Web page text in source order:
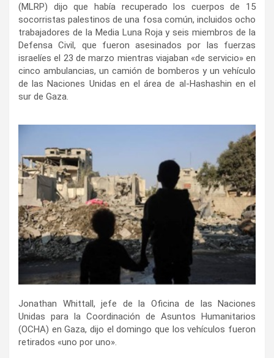
(MLRP) dijo que había recuperado los cuerpos de 15
socorristas palestinos de una fosa común, incluidos ocho
trabajadores de la Media Luna Roja y seis miembros de la
Defensa Civil, que fueron asesinados por las fuerzas
israelíes el 23 de marzo mientras viajaban «de servicio» en
cinco ambulancias, un camión de bomberos y un vehículo
de las Naciones Unidas en el área de al-Hashashin en el
sur de Gaza.
Jonathan Whittall, jefe de la Oficina de las Naciones
Unidas para la Coordinación de Asuntos Humanitarios
(OCHA) en Gaza, dijo el domingo que los vehículos fueron
retirados «uno por uno».